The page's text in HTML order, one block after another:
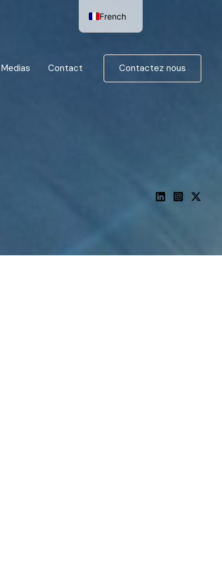
Medias Contact Contactez nous
French
English